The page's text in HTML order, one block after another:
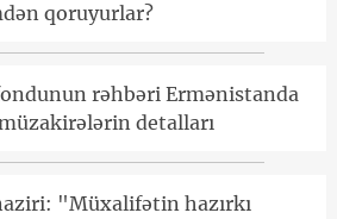
qoruyurlar?
rəhbəri Ermənistanda
müzakirələrin detalları
"Müxalifətin hazırkı